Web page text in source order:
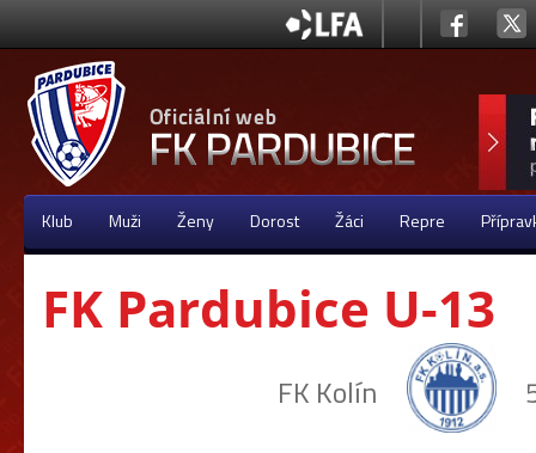
Klub Muži Ženy Dorost Žáci Repre
FK Pardubice U-13
FK Kolín